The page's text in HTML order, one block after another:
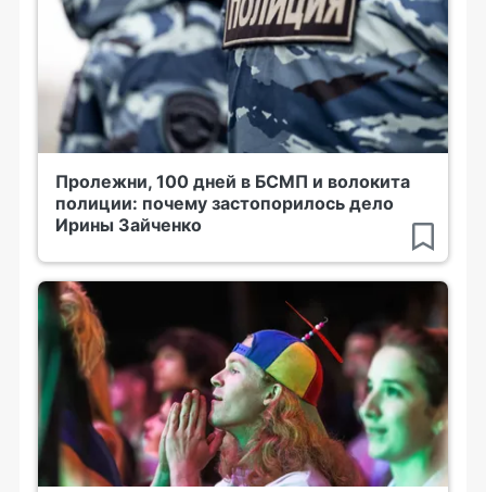
Пролежни, 100 дней в БСМП и волокита
полиции: почему застопорилось дело
Ирины Зайченко